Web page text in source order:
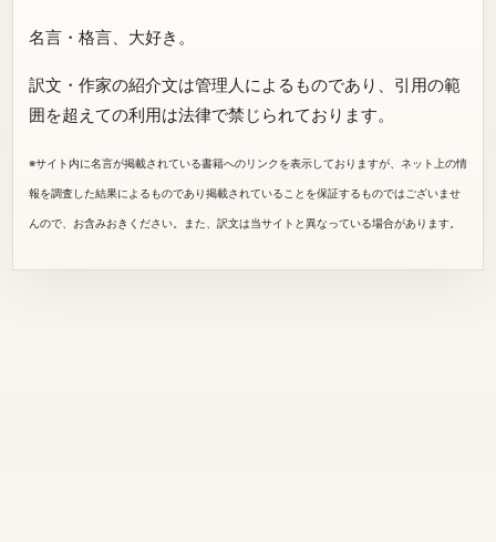
名言・格言、大好き。
訳文・作家の紹介文は管理人によるものであり、引用の範
囲を超えての利用は法律で禁じられております。
※サイト内に名言が掲載されている書籍へのリンクを表示しておりますが、ネット上の情
報を調査した結果によるものであり掲載されていることを保証するものではございませ
んので、お含みおきください。また、訳文は当サイトと異なっている場合があります。